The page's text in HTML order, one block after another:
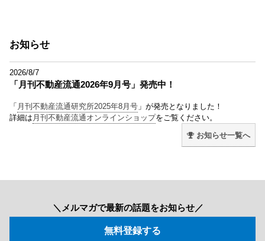
お知らせ
2026/8/7
「月刊不動産流通2026年9月号」発売中！
「 月刊不動産流通研究所2025年8月号 」が発売となりました！
詳細は 月刊不動産流通オンラインショップをご覧ください。
お知らせ一覧へ
＼メルマガで最新の話題をお知らせ／